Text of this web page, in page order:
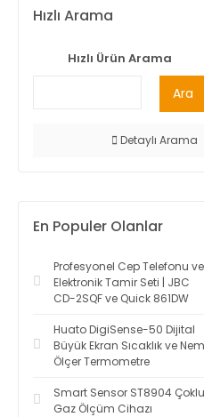
Hızlı Arama
Hızlı Ürün Arama
Ara
Detaylı Arama
En Populer Olanlar
Profesyonel Cep Telefonu ve
Elektronik Tamir Seti | JBC
CD-2SQF ve Quick 861DW
Huato DigiSense-50 Dijital
Büyük Ekran Sıcaklık ve Nem
Ölçer Termometre
Smart Sensor ST8904 Çoklu
Gaz Ölçüm Cihazı